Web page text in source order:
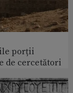
porții
de cercetători